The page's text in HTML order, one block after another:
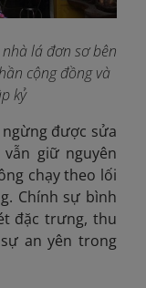
lá đơn sơ bên
cộng đồng và
kỷ
được sửa
giữ nguyên
chạy theo lối
Chính sự bình
đặc trưng, thu
an yên trong